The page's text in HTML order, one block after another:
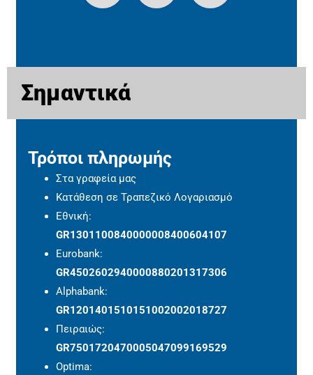
Σημαντικά
Τρόποι πληρωμής
Στα γραφεία μας
Κατάθεση σε Τραπεζικό Λογαριασμό
Εθνική:
GR1301100840000008400604107
Eurobank:
GR4502602940000880201317306
Alphabank:
GR1201401510151002002018727
Πειραιώς:
GR7501720470005047099169529
Optima: